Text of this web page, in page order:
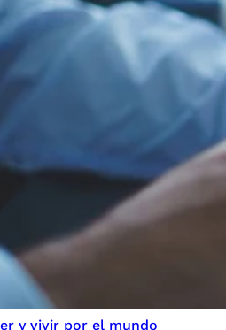
y vivir por el mundo